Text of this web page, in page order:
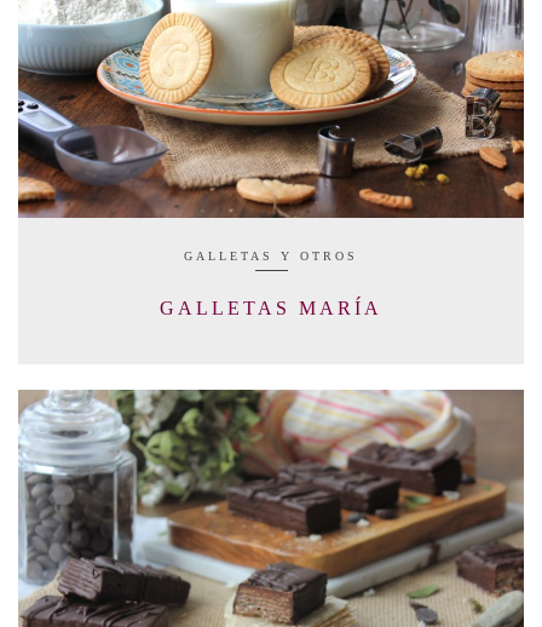
GALLETAS Y OTROS
GALLETAS MARÍA